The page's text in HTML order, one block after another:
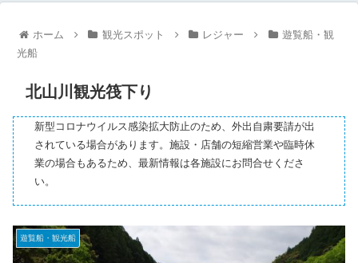
ホーム 観光スポット レジャー
遊覧船・観
光船
北山川観光筏下り
新型コロナウイルス感染拡大防止のため、外出自粛要請が出
されている場合があります。施設・店舗の短縮営業や臨時休
業の場合もあるため、最新情報は各施設にお問合せくださ
い。
遊覧船・観光船